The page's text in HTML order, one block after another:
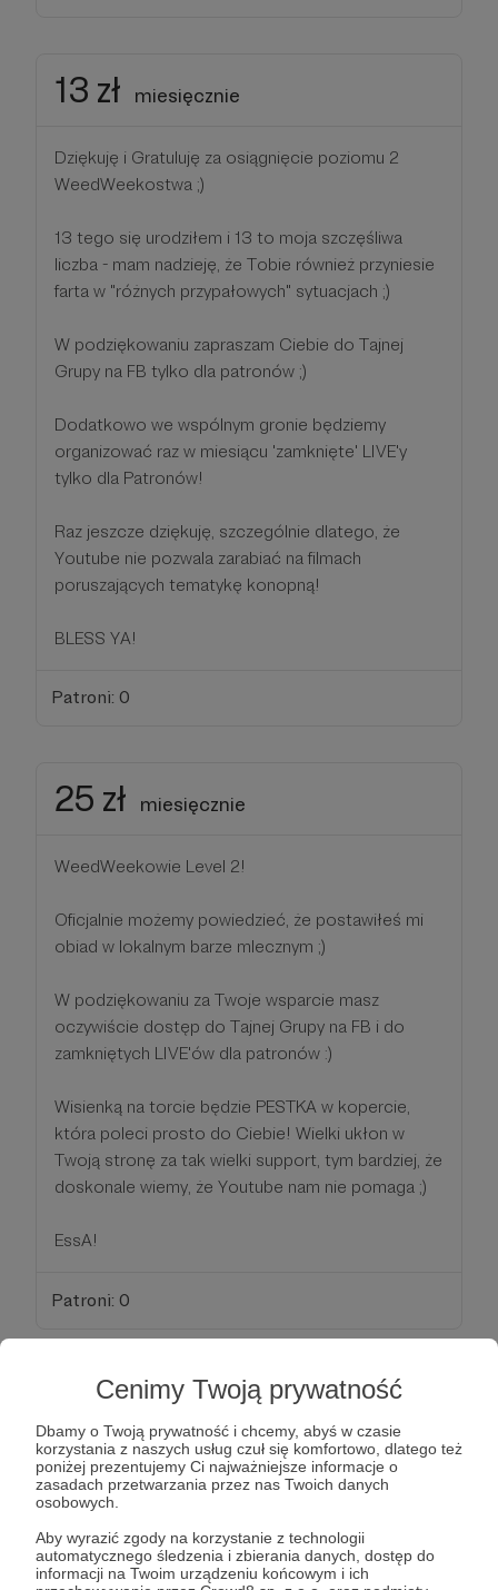
Cenimy Twoją prywatność
Dbamy o Twoją prywatność i chcemy, abyś w czasie
korzystania z naszych usług czuł się komfortowo, dlatego też
poniżej prezentujemy Ci najważniejsze informacje o
zasadach przetwarzania przez nas Twoich danych
osobowych.
Aby wyrazić zgody na korzystanie z technologii
automatycznego śledzenia i zbierania danych, dostęp do
informacji na Twoim urządzeniu końcowym i ich
13 zł miesięcznie
Dziękuję i Gratuluję za osiągnięcie poziomu 2
WeedWeekostwa ;)
13 tego się urodziłem i 13 to moja szczęśliwa
liczba - mam nadzieję, że Tobie również przyniesie
farta w "różnych przypałowych" sytuacjach ;)
W podziękowaniu zapraszam Ciebie do Tajnej
Grupy na FB tylko dla patronów ;)
Dodatkowo we wspólnym gronie będziemy
organizować raz w miesiącu 'zamknięte' LIVE'y
tylko dla Patronów!
Raz jeszcze dziękuję, szczególnie dlatego, że
Youtube nie pozwala zarabiać na filmach
poruszających tematykę konopną!
BLESS YA!
Patroni: 0
25 zł miesięcznie
WeedWeekowie Level 2!
Oficjalnie możemy powiedzieć, że postawiłeś mi
obiad w lokalnym barze mlecznym ;)
W podziękowaniu za Twoje wsparcie masz
oczywiście dostęp do Tajnej Grupy na FB i do
zamkniętych LIVE'ów dla patronów :)
Wisienką na torcie będzie PESTKA w kopercie,
która poleci prosto do Ciebie! Wielki ukłon w
Twoją stronę za tak wielki support, tym bardziej, że
doskonale wiemy, że Youtube nam nie pomaga ;)
EssA!
Patroni: 0
50 zł miesięcznie
We We WeedWeek!
nie masz dość. Dzięki;)!
Skoro zdecydowałaś/zdecydowałeś się na tak